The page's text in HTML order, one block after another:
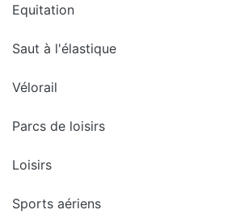
Equitation
Saut à l'élastique
Vélorail
Parcs de loisirs
Loisirs
Sports aériens